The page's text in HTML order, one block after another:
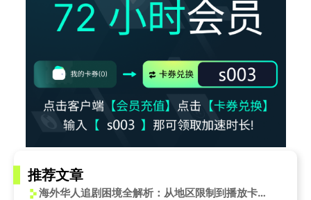
推荐文章
海外华人追剧困境全解析：从地区限制到播放卡顿的实用解决方案